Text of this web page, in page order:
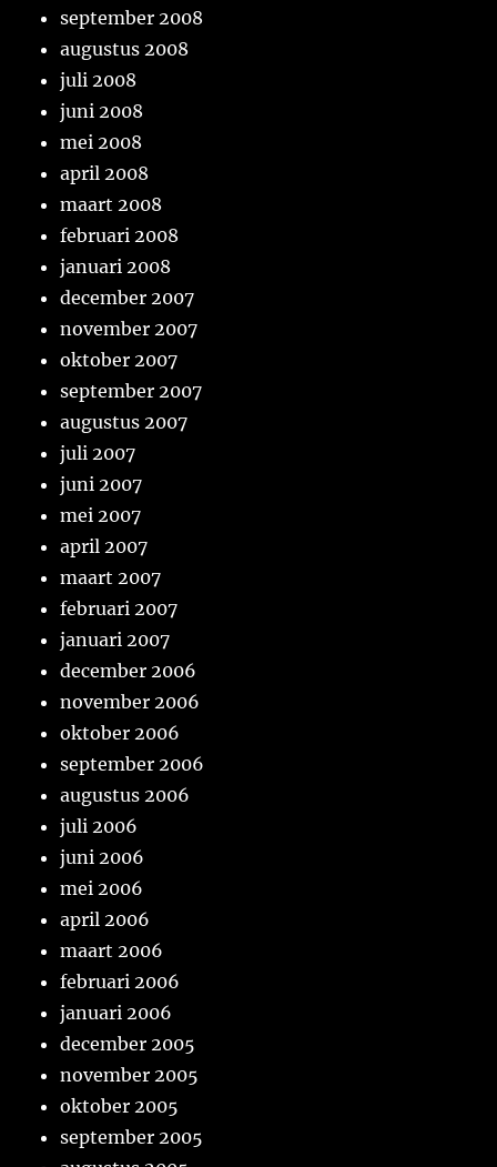
september 2008
augustus 2008
juli 2008
juni 2008
mei 2008
april 2008
maart 2008
februari 2008
januari 2008
december 2007
november 2007
oktober 2007
september 2007
augustus 2007
juli 2007
juni 2007
mei 2007
april 2007
maart 2007
februari 2007
januari 2007
december 2006
november 2006
oktober 2006
september 2006
augustus 2006
juli 2006
juni 2006
mei 2006
april 2006
maart 2006
februari 2006
januari 2006
december 2005
november 2005
oktober 2005
september 2005